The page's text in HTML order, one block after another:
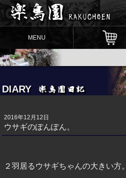
MENU
DIARY
2016年12月12日
ウサギのぽんぽん。
２羽居るウサギちゃんの大きい方。